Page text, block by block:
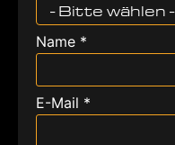
- Bitte wählen -
Name *
E-Mail *